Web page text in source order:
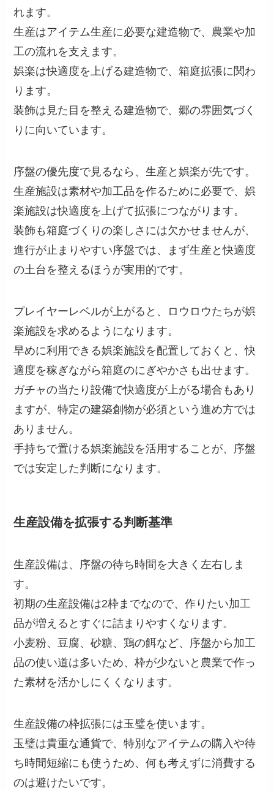
れます。
生産はアイテム生産に必要な建造物で、農業や加
工の流れを支えます。
娯楽は快適度を上げる建造物で、箱庭拡張に関わ
ります。
装飾は見た目を整える建造物で、郷の雰囲気づく
りに向いています。
序盤の優先度で見るなら、生産と娯楽が先です。
生産施設は素材や加工品を作るために必要で、娯
楽施設は快適度を上げて拡張につながります。
装飾も箱庭づくりの楽しさには欠かせませんが、
進行が止まりやすい序盤では、まず生産と快適度
の土台を整えるほうが実用的です。
プレイヤーレベルが上がると、ロウロウたちが娯
楽施設を求めるようになります。
早めに利用できる娯楽施設を配置しておくと、快
適度を稼ぎながら箱庭のにぎやかさも出せます。
ガチャの当たり設備で快適度が上がる場合もあり
ますが、特定の建築創物が必須という進め方では
ありません。
手持ちで置ける娯楽施設を活用することが、序盤
では安定した判断になります。
生産設備を拡張する判断基準
生産設備は、序盤の待ち時間を大きく左右しま
す。
初期の生産設備は2枠までなので、作りたい加工
品が増えるとすぐに詰まりやすくなります。
小麦粉、豆腐、砂糖、鶏の餌など、序盤から加工
品の使い道は多いため、枠が少ないと農業で作っ
た素材を活かしにくくなります。
生産設備の枠拡張には玉璧を使います。
玉璧は貴重な通貨で、特別なアイテムの購入や待
ち時間短縮にも使うため、何も考えずに消費する
のは避けたいです。